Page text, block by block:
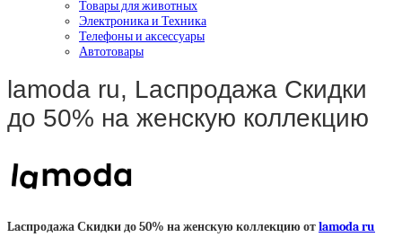
Товары для животных
Электроника и Техника
Телефоны и аксессуары
Автотовары
lamoda ru, Laспродажа Скидки
до 50% на женскую коллекцию
Laспродажа Скидки до 50% на женскую коллекцию отlamoda ru